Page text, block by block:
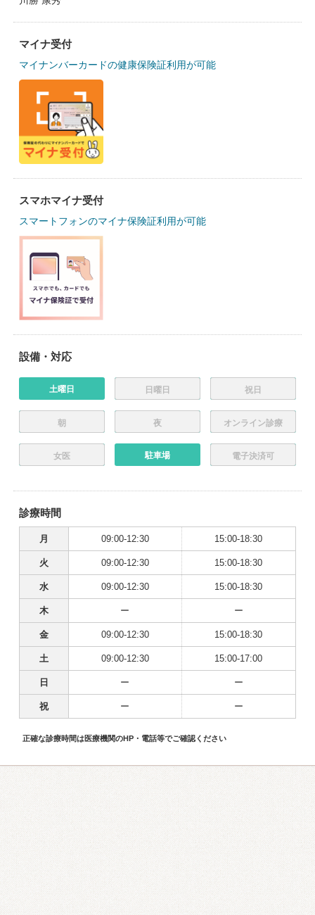
マイナ受付
マイナンバーカードの健康保険証利用が可能
スマホマイナ受付
スマートフォンのマイナ保険証利用が可能
設備・対応
土曜日 日曜日 祝日
朝 夜 オンライン診療
女医 駐車場 電子決済可
診療時間
月 09:00-12:30 15:00-18:30
火 09:00-12:30 15:00-18:30
水 09:00-12:30 15:00-18:30
木 ー ー
金 09:00-12:30 15:00-18:30
土 09:00-12:30 15:00-17:00
日 ー ー
祝 ー ー
正確な診療時間は医療機関のHP・電話等でご確認ください